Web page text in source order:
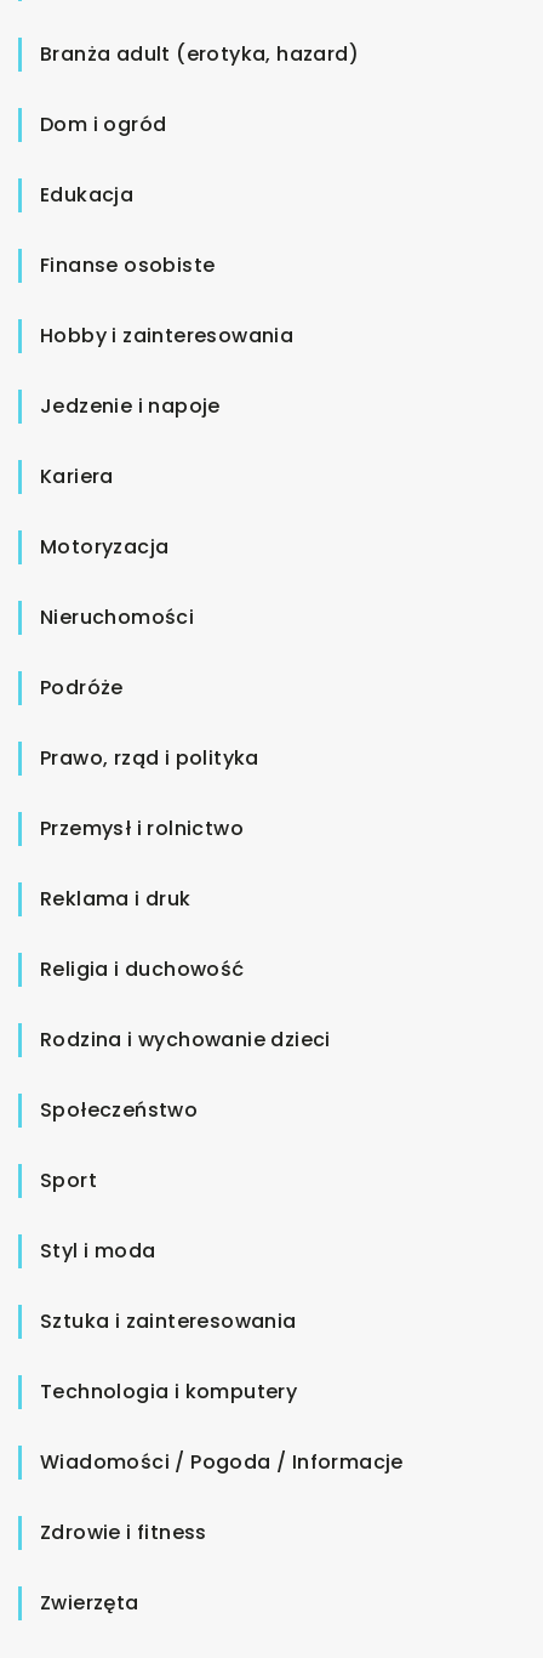
Branża adult (erotyka, hazard)
Dom i ogród
Edukacja
Finanse osobiste
Hobby i zainteresowania
Jedzenie i napoje
Kariera
Motoryzacja
Nieruchomości
Podróże
Prawo, rząd i polityka
Przemysł i rolnictwo
Reklama i druk
Religia i duchowość
Rodzina i wychowanie dzieci
Społeczeństwo
Sport
Styl i moda
Sztuka i zainteresowania
Technologia i komputery
Wiadomości / Pogoda / Informacje
Zdrowie i fitness
Zwierzęta